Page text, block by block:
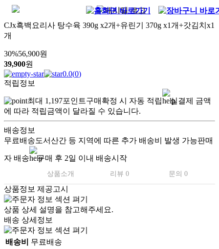
CJx흑백요리사 탕수육 390g x2개+유린기 370g x1개+갓김치x1
개
30%56,900원
39,900원
0.0(0)
적립정보
최대 1,197포인트구매확정 시 자동 적립
실결제 금액
에 따라 적립금액이 달라질 수 있습니다.
배송정보
무료배송도서산간 등 지역에 따른 추가 배송비 발생 가능판매
자 배송 구매 후 2일 이내 배송시작
상품소개 리뷰 0 문의 0
상품정보 제공고시
상품 상세 설명을 참고해주세요.
배송 상세정보
배송비
무료배송